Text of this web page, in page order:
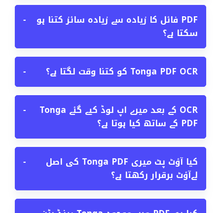
PDF فائل کا زیادہ سے زیادہ سائز کتنا ہو
سکتا ہے؟
−
Tonga PDF OCR کو کتنا وقت لگتا ہے؟ −
OCR کے بعد میرے اپ لوڈ کیے گئے Tonga
PDF کے ساتھ کیا ہوتا ہے؟
−
کیا آؤٹ پٹ میری Tonga PDF کی اصل
لےآؤٹ برقرار رکھتا ہے؟
−